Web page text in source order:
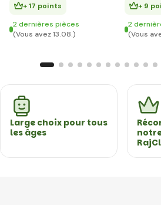
+ 17 points
2 dernières pièces
(Vous avez 13.08.)
+ 9
2
(Vous
Large choix pour tous
les âges